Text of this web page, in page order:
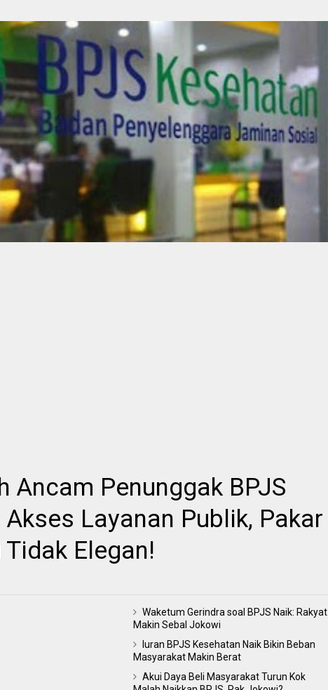
Ancam Penunggak BPJS
Layanan Publik, Pakar
Elegan!
Waketum Gerindra soal BPJS Naik: Rakyat
Makin Sebal Jokowi
Iuran BPJS Kesehatan Naik Bikin Beban
Masyarakat Makin Berat
Akui Daya Beli Masyarakat Turun Kok